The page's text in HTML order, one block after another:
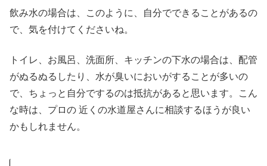
飲み水の場合は、このように、自分でできることがあるの
で、気を付けてくださいね。
トイレ、お風呂、洗面所、キッチンの下水の場合は、配管
がぬるぬるしたり、水が臭いにおいがすることが多いの
で、ちょっと自分でするのは抵抗があると思います。こん
な時は、プロの 近くの水道屋さんに相談するほうが良い
かもしれません。